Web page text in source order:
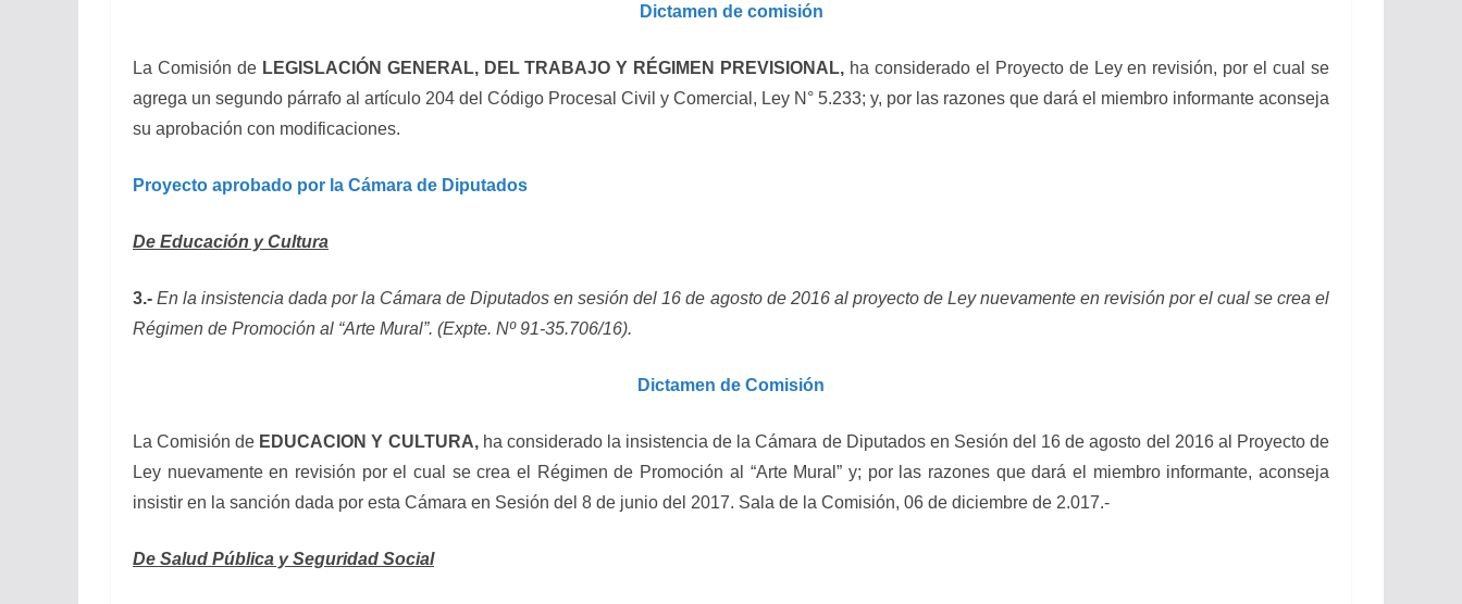
Dictamen de comisión
La Comisión de LEGISLACIÓN GENERAL, DEL TRABAJO Y RÉGIMEN PREVISIONAL, ha considerado el Proyecto de Ley en revisión, por el cual se
agrega un segundo párrafo al artículo 204 del Código Procesal Civil y Comercial, Ley N° 5.233; y, por las razones que dará el miembro informante aconseja
su aprobación con modificaciones.
Proyecto aprobado por la Cámara de Diputados
De Educación y Cultura
3.- En la insistencia dada por la Cámara de Diputados en sesión del 16 de agosto de 2016 al proyecto de Ley nuevamente en revisión por el cual se crea el
Régimen de Promoción al “Arte Mural”. (Expte. Nº 91-35.706/16).
Dictamen de Comisión
La Comisión de EDUCACION Y CULTURA, ha considerado la insistencia de la Cámara de Diputados en Sesión del 16 de agosto del 2016 al Proyecto de
Ley nuevamente en revisión por el cual se crea el Régimen de Promoción al “Arte Mural” y; por las razones que dará el miembro informante, aconseja
insistir en la sanción dada por esta Cámara en Sesión del 8 de junio del 2017. Sala de la Comisión, 06 de diciembre de 2.017.-
De Salud Pública y Seguridad Social